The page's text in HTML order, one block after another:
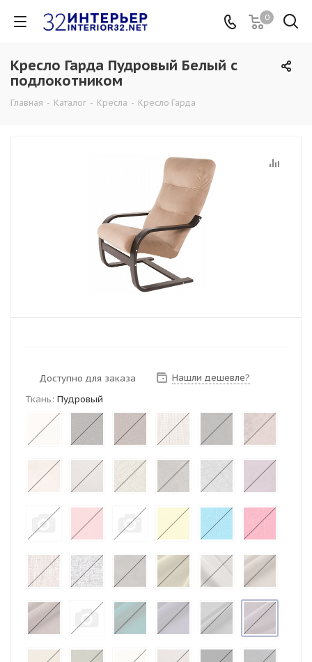
0
Кресло Гарда Пудровый Белый с
подлокотником
Главная - Каталог - Кресла - Кресло Гарда
Доступно для заказа
Нашли дешевле?
Ткань: Пудровый